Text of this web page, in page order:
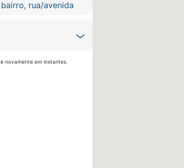
novamente em instantes.